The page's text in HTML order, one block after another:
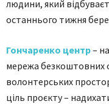
людини, який
останнього тижня
Гончаренко центр–
мережа безкоштовних
волонтерських
ціль проєкту –